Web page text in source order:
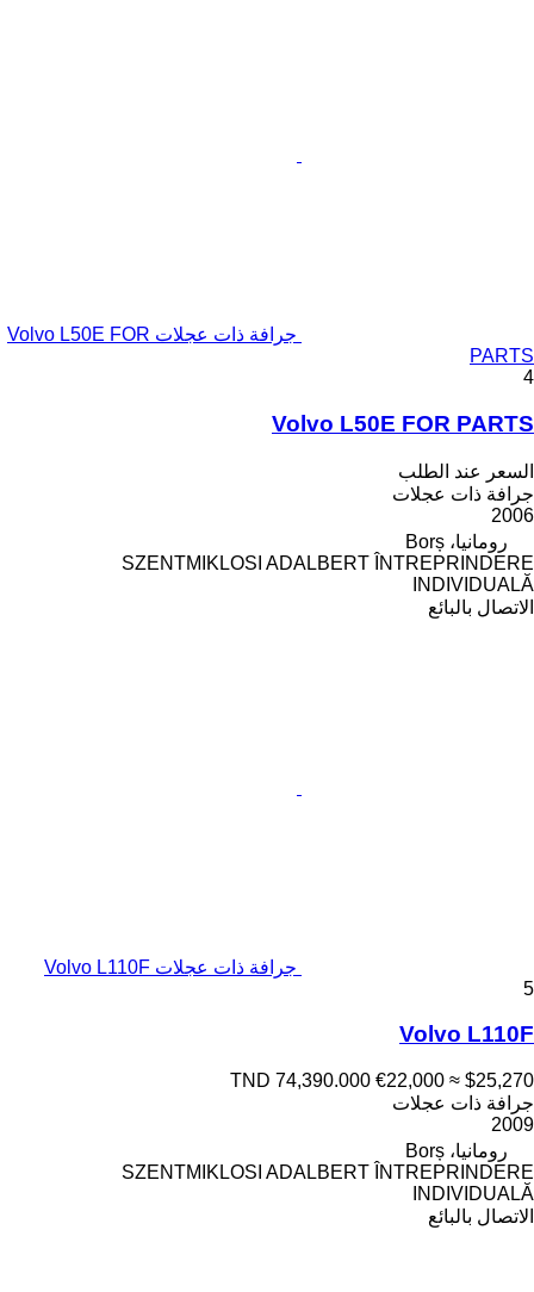
جرافة ذات عجلات Volvo L50E FOR
PARTS
4
Volvo L50E FOR PARTS
السعر عند الطلب
جرافة ذات عجلات
2006
رومانيا، Borș
SZENTMIKLOSI ADALBERT ÎNTREPRINDERE
INDIVIDUALĂ
الاتصال بالبائع
جرافة ذات عجلات Volvo L110F
5
Volvo L110F
TND 74,390.000 €22,000 ≈ $25,270
جرافة ذات عجلات
2009
رومانيا، Borș
SZENTMIKLOSI ADALBERT ÎNTREPRINDERE
INDIVIDUALĂ
الاتصال بالبائع